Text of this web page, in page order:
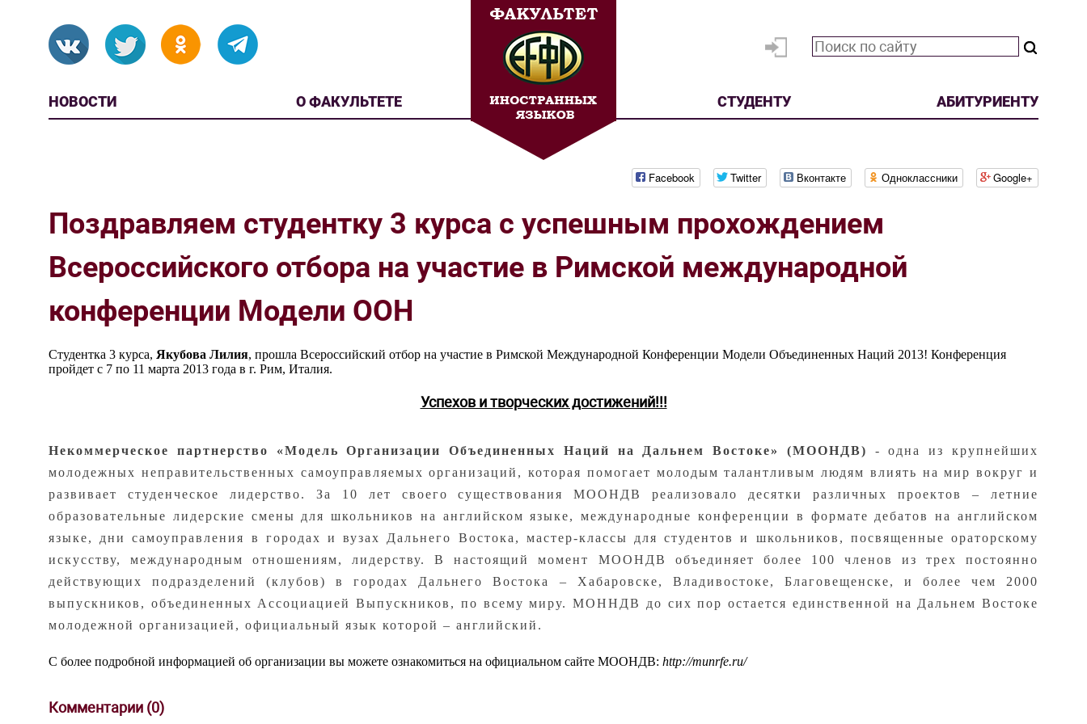
НОВОСТИ О ФАКУЛЬТЕТЕ СТУДЕНТУ АБИТУРИЕНТУ
Facebook Twitter Вконтакте Одноклассники Google+
Поздравляем студентку 3 курса с успешным прохождением
Всероссийского отбора на участие в Римской международной
конференции Модели ООН
Студентка 3 курса, Якубова Лилия, прошла Всероссийский отбор на участие в Римской Международной Конференции Модели Объединенных Наций 2013! Конференция
пройдет с 7 по 11 марта 2013 года в г. Рим, Италия.
Успехов и творческих достижений!!!
Некоммерческое партнерство «Модель Организации Объединенных Наций на Дальнем Востоке» (МООНДВ)
- одна из крупнейших
молодежных неправительственных самоуправляемых организаций, которая помогает молодым талантливым людям влиять на мир вокруг и
развивает студенческое лидерство. За 10 лет своего существования МООНДВ реализовало десятки различных проектов – летние
образовательные лидерские смены для школьников на английском языке, международные конференции в формате дебатов на английском
языке, дни самоуправления в городах и вузах Дальнего Востока, мастер-классы для студентов и школьников, посвященные ораторскому
искусству, международным отношениям, лидерству. В настоящий момент МООНДВ объединяет более 100 членов из трех постоянно
действующих подразделений (клубов) в городах Дальнего Востока – Хабаровске, Владивостоке, Благовещенске, и более чем 2000
выпускников, объединенных Ассоциацией Выпускников, по всему миру. МОННДВ до сих пор остается единственной на Дальнем Востоке
молодежной организацией, официальный язык которой – английский.
С более подробной информацией об организации вы можете ознакомиться на официальном сайте МООНДВ: http://munrfe.ru/
Комментарии (0)